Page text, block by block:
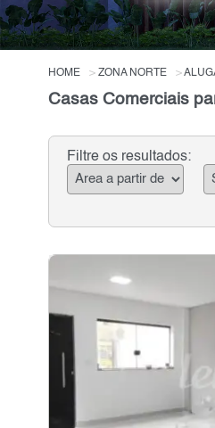
HOME ZONA NORTE
Casas Comerciais
Filtre os resultados: